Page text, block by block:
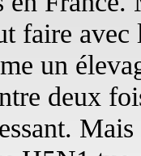
faire
un
deux